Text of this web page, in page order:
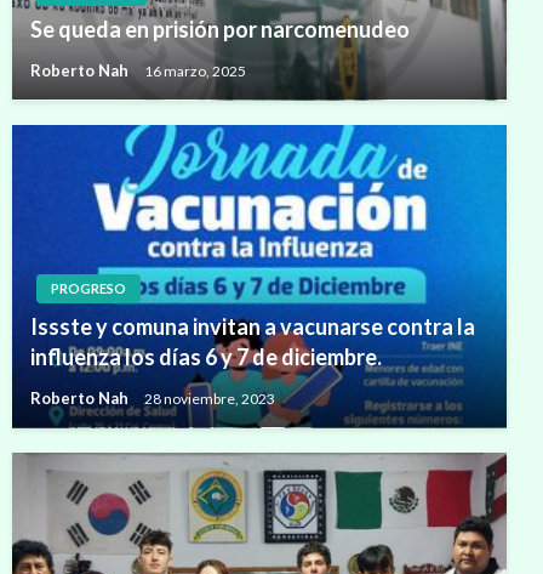
Se queda en prisión por narcomenudeo
Roberto Nah 16 marzo, 2025
PROGRESO
Issste y comuna invitan a vacunarse contra la
influenza los días 6 y 7 de diciembre.
Roberto Nah 28 noviembre, 2023